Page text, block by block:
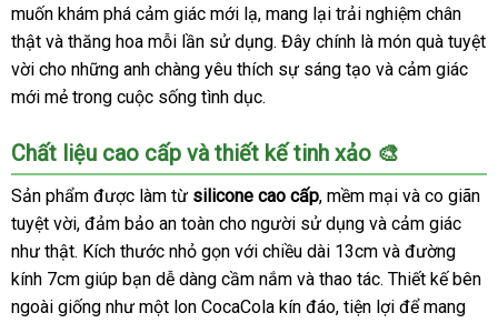
muốn khám phá cảm giác mới lạ, mang lại trải nghiệm chân
thật và thăng hoa mỗi lần sử dụng. Đây chính là món quà tuyệt
vời cho những anh chàng yêu thích sự sáng tạo và cảm giác
mới mẻ trong cuộc sống tình dục.
Chất liệu cao cấp và thiết kế tinh xảo 🎨
Sản phẩm được làm từ silicone cao cấp, mềm mại và co giãn
tuyệt vời, đảm bảo an toàn cho người sử dụng và cảm giác
như thật. Kích thước nhỏ gọn với chiều dài 13cm và đường
kính 7cm giúp bạn dễ dàng cầm nắm và thao tác. Thiết kế bên
ngoài giống như một lon CocaCola kín đáo, tiện lợi để mang